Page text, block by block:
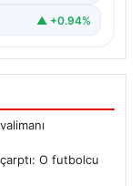
▲ +0.94%
çarptı: O futbolcu